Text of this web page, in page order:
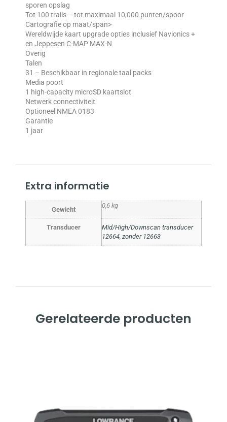
sporen opslag
Tot 100 trails – tot maximaal 10,000 punten/spoor
Cartografie op maat/span>
Wereldwijde kaart upgrade opties inclusief Navionics +
en Jeppesen C-MAP MAX-N
Overig
Talen
31 – Beschikbaar in regionale taal packs
Media poort
1 high-capacity microSD kaartslot
Netwerk connectiviteit
Optioneel NMEA 0183
Garantie
1 jaar
Extra informatie
Gewicht
0,6 kg
Transducer
Mid/High/Downscan transducer
12664 zonder 12663
Gerelateerde producten